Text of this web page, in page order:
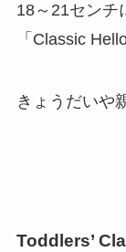
18～21センチ
「Classic
きょうだいや
Toddlers’